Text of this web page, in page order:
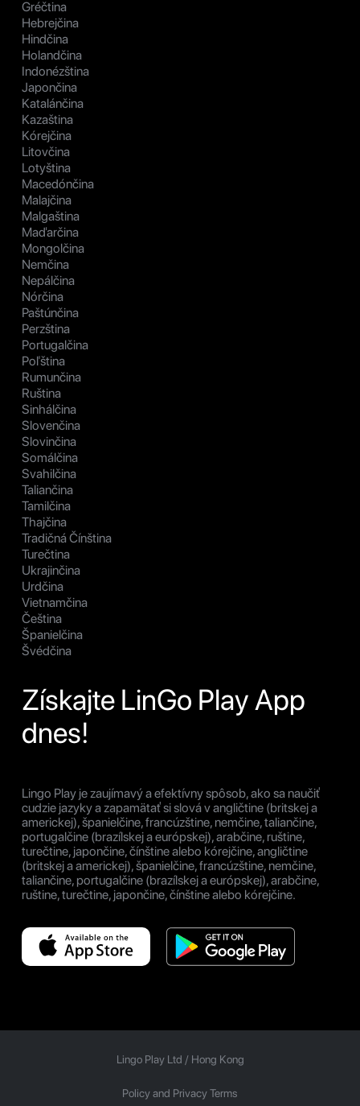
Gréčtina
Hebrejčina
Hindčina
Holandčina
Indonézština
Japončina
Katalánčina
Kazaština
Kórejčina
Litovčina
Lotyština
Macedónčina
Malajčina
Malgaština
Maďarčina
Mongolčina
Nemčina
Nepálčina
Nórčina
Paštúnčina
Perzština
Portugalčina
Poľština
Rumunčina
Ruština
Sinhálčina
Slovenčina
Slovinčina
Somálčina
Svahilčina
Taliančina
Tamilčina
Thajčina
Tradičná Čínština
Turečtina
Ukrajinčina
Urdčina
Vietnamčina
Čeština
Španielčina
Švédčina
Získajte LinGo Play App
dnes!
Lingo Play je zaujímavý a efektívny spôsob, ako sa naučiť
cudzie jazyky a zapamätať si slová v angličtine (britskej a
americkej), španielčine, francúzštine, nemčine, taliančine,
portugalčine (brazílskej a európskej), arabčine, ruštine,
turečtine, japončine, čínštine alebo kórejčine, angličtine
(britskej a americkej), španielčine, francúzštine, nemčine,
taliančine, portugalčine (brazílskej a európskej), arabčine,
ruštine, turečtine, japončine, čínštine alebo kórejčine.
Lingo Play Ltd / Hong Kong
Policy and Privacy Terms